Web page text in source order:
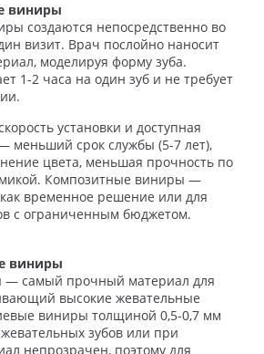
виниры
создаются непосредственно во
визит. Врач послойно наносит
моделируя форму зуба.
1-2 часа на один зуб и не требует
установки и доступная
меньший срок службы (5-7 лет),
цвета, меньшая прочность по
Композитные виниры —
временное решение или для
с ограниченным бюджетом.
виниры
— самый прочный материал для
высокие жевательные
виниры толщиной 0,5-0,7 мм
зубов или при
непрозрачен, поэтому для